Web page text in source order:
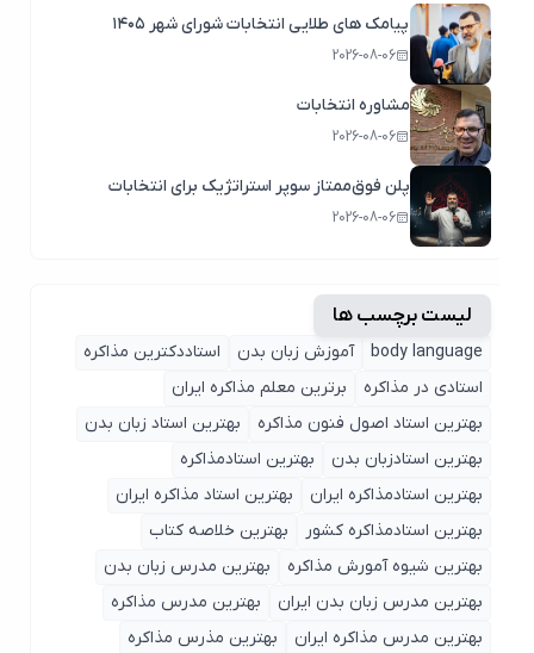
پیامک های طلایی انتخابات شورای شهر ۱۴۰۵
2026-08-06
مشاوره انتخابات
2026-08-06
پلن فوق‌ممتاز سوپر استراتژیک برای انتخابات
2026-08-06
لیست برچسب ها
body language آموزش زبان بدن
استاددکترین مذاکره
استادی در مذاکره
برترین معلم مذاکره ایران
بهترین استاد اصول ‌فنون مذاکره
بهترین استاد زبان بدن
بهترین استادزبان بدن
بهترین استادمذاکره
بهترین استادمذاکره ایران
بهترین استاد مذاکره ایران
بهترین استادمذاکره کشور
بهترین خلاصه کتاب
بهترین شیوه آمورش مذاکره
بهترین مدرس زبان بدن
بهترین مدرس زبان بدن ایران
بهترین مدرس مذاکره
بهترین مدرس مذاکره ایران
بهترین مذرس مذاکره